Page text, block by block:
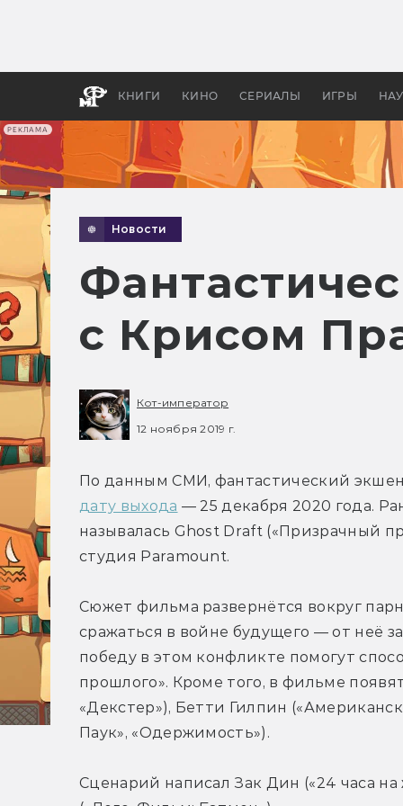
РЕКЛАМА
КНИГИ КИНО СЕРИАЛЫ ИГРЫ
бы
Новости
с Крисом
Кот-император
12 ноября 2019 г.
По данным СМИ, фантастический
дату выхода — 25 декабря 2020 года.
называлась Ghost Draft («Призрачный
студия Paramount.
Сюжет фильма развернётся вокруг
сражаться в войне будущего — от неё
победу в этом конфликте помогут
прошлого». Кроме того, в фильме
«Декстер»), Бетти Гилпин
Паук», «Одержимость»).
Сценарий написал Зак Дин («24 часа